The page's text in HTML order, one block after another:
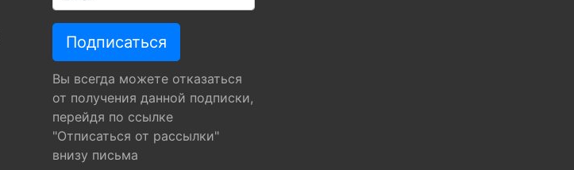
Вы всегда можете отказаться
от получения данной подписки,
перейдя по ссылке
"Отписаться от рассылки"
внизу письма